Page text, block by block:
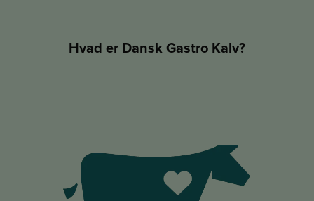
Hvad er Dansk Gastro Kalv?